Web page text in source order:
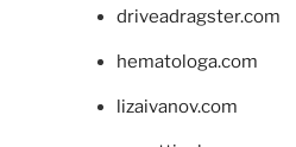
driveadragster.com
hematologa.com
lizaivanov.com